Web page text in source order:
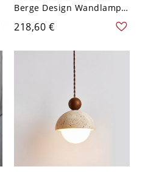
Berge Design Wandlampe
Sonne Schirm LED 1-Kopf
Wandleuchte - 110V-120V
Hellholzmaserung Warm
218,60 €